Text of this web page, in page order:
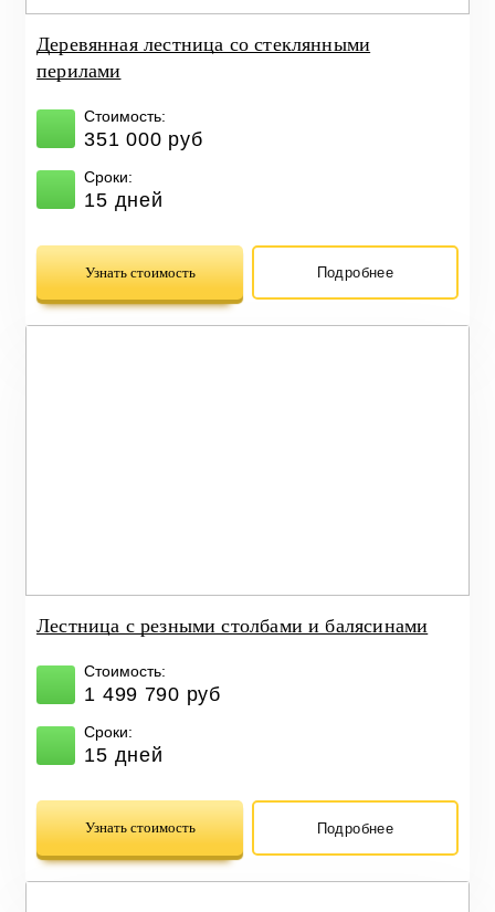
Деревянная лестница со стеклянными
перилами
Стоимость:
351 000 руб
Сроки:
15 дней
Узнать стоимость Подробнее
Лестница с резными столбами и балясинами
Стоимость:
1 499 790 руб
Сроки:
15 дней
Узнать стоимость Подробнее